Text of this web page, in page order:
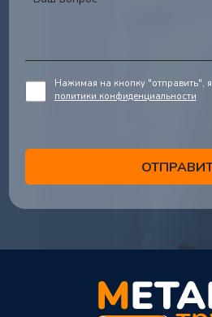
Нажимая на кнопку "отправить",
политики конфиденциальности